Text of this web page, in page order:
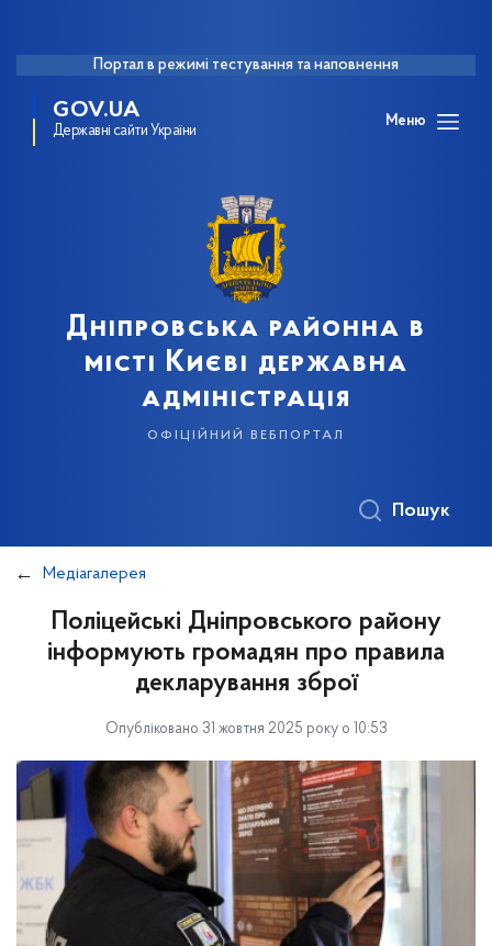
Портал в режимі тестування та наповнення
GOV.UA
Державні сайти України
Меню
Дніпровська районна в
місті Києві державна
адміністрація
офіційний вебпортал
Пошук
Медіагалерея
Поліцейські Дніпровського району
інформують громадян про правила
декларування зброї
Опубліковано 31 жовтня 2025 року о 10:53